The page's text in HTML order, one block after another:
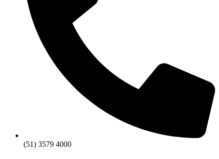
(51) 3579 4000